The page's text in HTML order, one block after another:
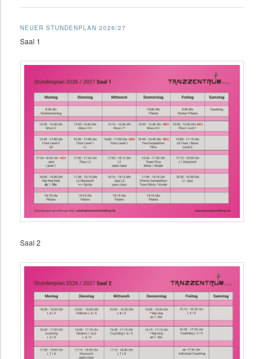
NEUER STUNDENPLAN 2026/27
Saal 1
Saal 2